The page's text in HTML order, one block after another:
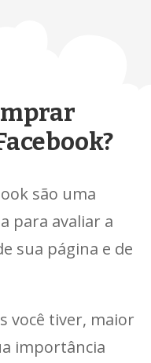
são uma
para avaliar a
sua página e de
você tiver, maior
importância